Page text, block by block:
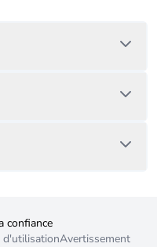
confiance
d'utilisationAvertissement